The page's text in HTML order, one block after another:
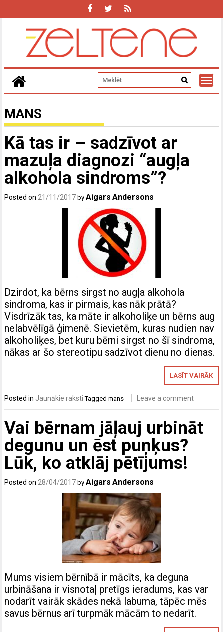
MANS
Kā tas ir – sadzīvot ar
mazuļa diagnozi “augļa
alkohola sindroms”?
Posted on 21/11/2017 byAigars Andersons
Dzirdot, ka bērns sirgst no augļa alkohola
sindroma, kas ir pirmais, kas nāk prātā?
Visdrīzāk tas, ka māte ir alkoholiķe un bērns aug
nelabvēlīgā ģimenē. Sievietēm, kuras nudien nav
alkoholiķes, bet kuru bērni sirgst no šī sindroma,
nākas ar šo stereotipu sadzīvot dienu no dienas.
LASĪT VAIRĀK
Posted in Jaunākie raksti Taggedmans Leave a comment
Vai bērnam jāļauj urbināt
degunu un ēst puņķus?
Lūk, ko atklāj pētījums!
Posted on 28/04/2017 byAigars Andersons
Mums visiem bērnībā ir mācīts, ka deguna
urbināšana ir visnotaļ pretīgs ieradums, kas var
nodarīt vairāk skādes nekā labuma, tāpēc mēs
savus bērnus arī turpmāk mācām to nedarīt.